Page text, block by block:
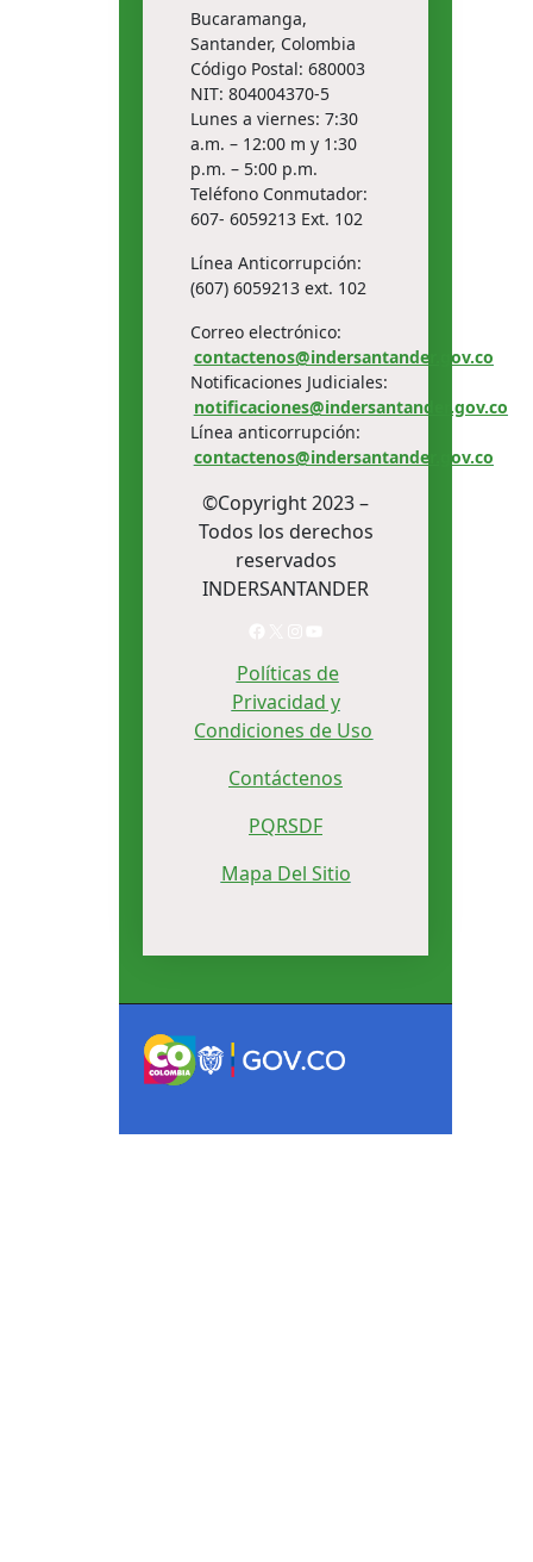
Bucaramanga,
Santander, Colombia
Código Postal: 680003
NIT: 804004370-5
Lunes a viernes: 7:30
a.m. – 12:00 m y 1:30
p.m. – 5:00 p.m.
Teléfono Conmutador:
607- 6059213 Ext. 102
Línea Anticorrupción:
(607) 6059213 ext. 102
Correo electrónico:
contactenos@indersantander.gov.co
Notificaciones Judiciales:
notificaciones@indersantander.gov.co
Línea anticorrupción:
contactenos@indersantander.gov.co
©Copyright 2023 –
Todos los derechos
reservados
INDERSANTANDER
Políticas de
Privacidad y
Condiciones de Uso
Contáctenos
PQRSDF
Mapa Del Sitio